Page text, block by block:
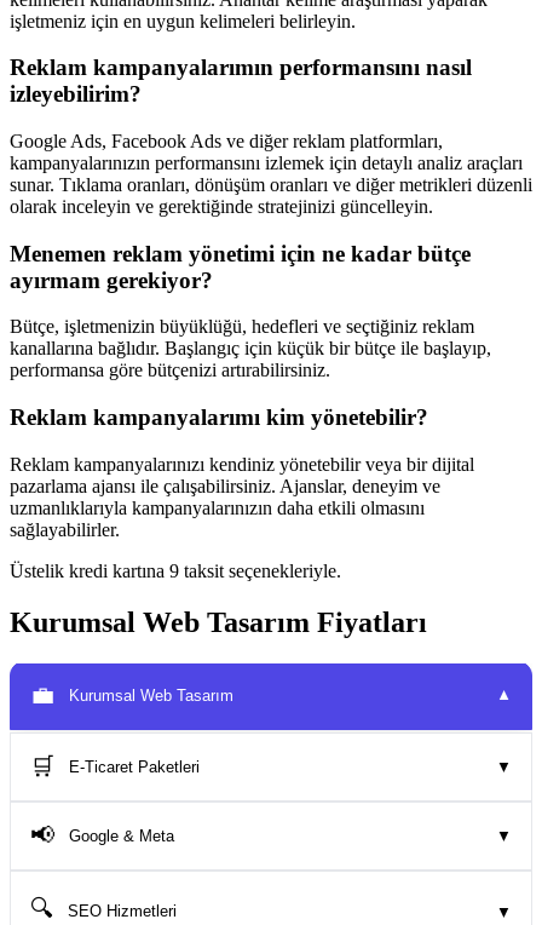
işletmeniz için en uygun kelimeleri belirleyin.
Reklam kampanyalarımın performansını nasıl
izleyebilirim?
Google Ads, Facebook Ads ve diğer reklam platformları,
kampanyalarınızın performansını izlemek için detaylı analiz araçları
sunar. Tıklama oranları, dönüşüm oranları ve diğer metrikleri düzenli
olarak inceleyin ve gerektiğinde stratejinizi güncelleyin.
Menemen reklam yönetimi için ne kadar bütçe
ayırmam gerekiyor?
Bütçe, işletmenizin büyüklüğü, hedefleri ve seçtiğiniz reklam
kanallarına bağlıdır. Başlangıç ​​için küçük bir bütçe ile başlayıp,
performansa göre bütçenizi artırabilirsiniz.
Reklam kampanyalarımı kim yönetebilir?
Reklam kampanyalarınızı kendiniz yönetebilir veya bir dijital
pazarlama ajansı ile çalışabilirsiniz. Ajanslar, deneyim ve
uzmanlıklarıyla kampanyalarınızın daha etkili olmasını
sağlayabilirler.
Üstelik kredi kartına 9 taksit seçenekleriyle.
Kurumsal Web Tasarım Fiyatları
💼 Kurumsal Web Tasarım ▼
🛒 E-Ticaret Paketleri ▼
📢 Google & Meta ▼
🔍 SEO Hizmetleri ▼